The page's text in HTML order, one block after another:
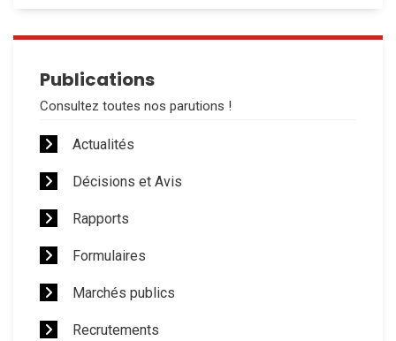
Publications
Consultez toutes nos parutions !
Actualités
Décisions et Avis
Rapports
Formulaires
Marchés publics
Recrutements